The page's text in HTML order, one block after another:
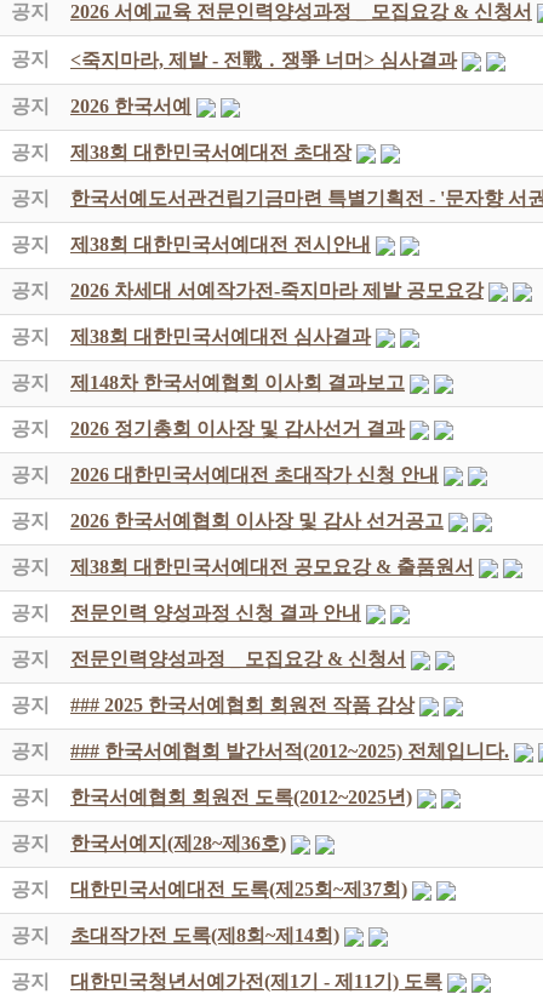
공지 2026 서예교육 전문인력양성과정 _ 모집요강 & 신청서
공지 <죽지마라, 제발 - 전戰 ․ 쟁爭 너머> 심사결과
공지 2026 한국서예
공지 제38회 대한민국서예대전 초대장
공지 한국서예도서관건립기금마련 특별기획전 - '문자향 서
공지 제38회 대한민국서예대전 전시안내
공지 2026 차세대 서예작가전-죽지마라 제발 공모요강
공지 제38회 대한민국서예대전 심사결과
공지 제148차 한국서예협회 이사회 결과보고
공지 2026 정기총회 이사장 및 감사선거 결과
공지 2026 대한민국서예대전 초대작가 신청 안내
공지 2026 한국서예협회 이사장 및 감사 선거공고
공지 제38회 대한민국서예대전 공모요강 & 출품원서
공지 전문인력 양성과정 신청 결과 안내
공지 전문인력양성과정 _ 모집요강 & 신청서
공지 ### 2025 한국서예협회 회원전 작품 감상
공지 ### 한국서예협회 발간서적(2012~2025) 전체입니다.
공지 한국서예협회 회원전 도록(2012~2025년)
공지 한국서예지(제28~제36호)
공지 대한민국서예대전 도록(제25회~제37회)
공지 초대작가전 도록(제8회~제14회)
공지 대한민국청년서예가전(제1기 - 제11기) 도록